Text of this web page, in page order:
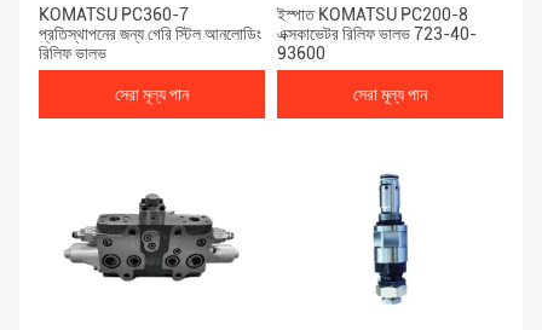
KOMATSU PC360-7
প্রতিস্থাপনের জন্য গেরি স্টিল আনলোডিং
রিলিফ ভালভ
সেরা মূল্য পান
ইস্পাত KOMATSU PC200-8
এক্সকাভেটর রিলিফ ভালভ 723-40-
93600
সেরা মূল্য পান